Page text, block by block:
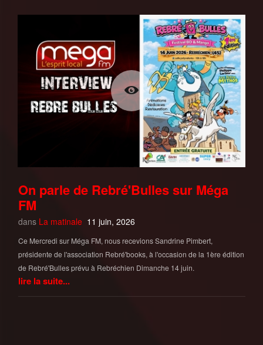
On parle de Rebré'Bulles sur Méga
FM
dans La matinale 11 juin, 2026
Ce Mercredi sur Méga FM, nous recevions Sandrine Pimbert,
présidente de l'association Rebré'books, à l'occasion de la 1ère édition
de Rebré'Bulles prévu à Rebréchien Dimanche 14 juin.
lire la suite...